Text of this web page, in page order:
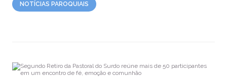
NOTÍCIAS PAROQUIAIS